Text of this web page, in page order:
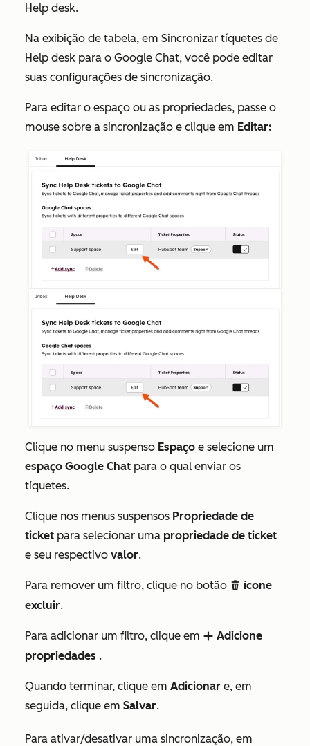
Help desk.
Na exibição de tabela, em Sincronizar tíquetes de
Help desk para o Google Chat, você pode editar
suas configurações de sincronização.
Para editar o espaço ou as propriedades, passe o
mouse sobre a sincronização e clique em Editar:
Clique no menu suspenso Espaço e selecione um
espaço Google Chat para o qual enviar os
tíquetes.
Clique nos menus suspensos Propriedade de
ticket para selecionar uma propriedade de ticket
e seu respectivo valor.
Para remover um filtro, clique no botão delete ícone
excluir.
Para adicionar um filtro, clique em add Adicione
propriedades .
Quando terminar, clique em Adicionar e, em
seguida, clique em Salvar.
Para ativar/desativar uma sincronização, em